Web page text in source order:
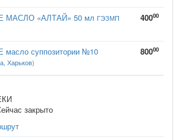
«АЛТАЙ» 50 мл ГЭЗМП
40000
суппозитории №10
Харьков)
80000
закрыто